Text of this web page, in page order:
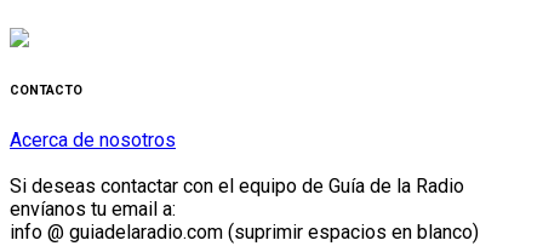
CONTACTO
Acerca de nosotros
Si deseas contactar con el equipo de Guía de la Radio
envíanos tu email a:
info @ guiadelaradio.com (suprimir espacios en blanco)